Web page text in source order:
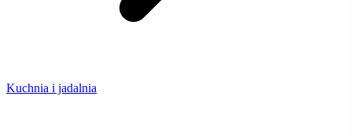
Kuchnia i jadalnia